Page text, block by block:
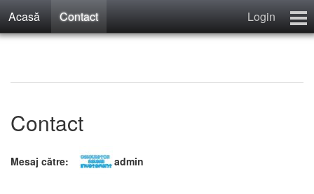
Acasă Contact
Login
Contact
Mesaj către: admin